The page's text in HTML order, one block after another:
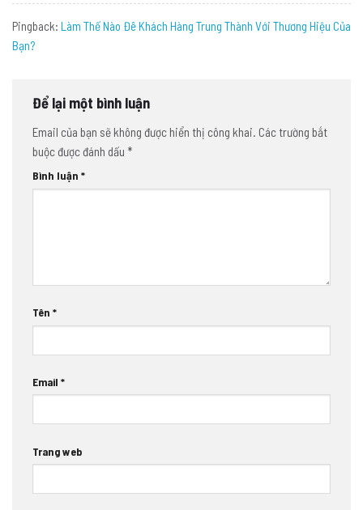
Pingback: Làm Thế Nào Đê Khách Hàng Trung Thành Với Thương Hiệu Của
Bạn?
Để lại một bình luận
Email của bạn sẽ không được hiển thị công khai. Các trường bắt
buộc được đánh dấu *
Bình luận *
Tên *
Email *
Trang web